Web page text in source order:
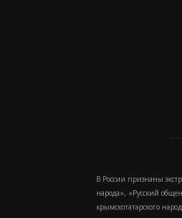
В России признаны
народа», «Русский
крымскотатарского